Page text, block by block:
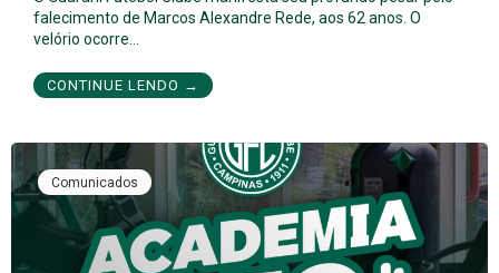
falecimento de Marcos Alexandre Rede, aos 62 anos. O
velório ocorre…
CONTINUE LENDO →
Comunicados